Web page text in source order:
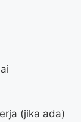
(jika ada)